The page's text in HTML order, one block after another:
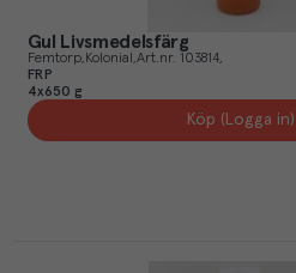
Gul Livsmedelsfärg
Femtorp Kolonial Art.nr. 103814
FRP
4x650 g
Köp (Logga in)